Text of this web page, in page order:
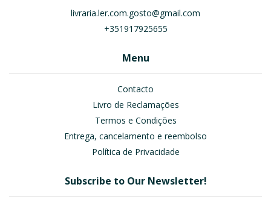
livraria.ler.com.gosto@gmail.com
+351917925655
Menu
Contacto
Livro de Reclamações
Termos e Condições
Entrega, cancelamento e reembolso
Política de Privacidade
Subscribe to Our Newsletter!